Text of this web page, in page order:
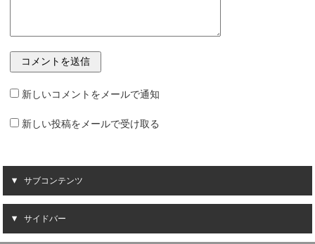
新しいコメントをメールで通知
新しい投稿をメールで受け取る
サブコンテンツ
サイドバー